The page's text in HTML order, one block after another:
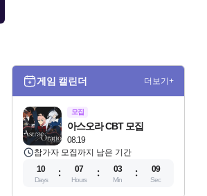
게임 캘린더 더보기+
모집
08.19
아스오라 CBT 모집
참가자 모집까지 남은 기간
10
Days
07
Hours
03
Min
08
Sec